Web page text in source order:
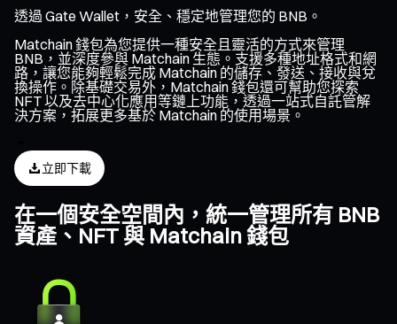
透過 Gate Wallet，安全、穩定地管理您的 BNB。
Matchain 錢包為您提供一種安全且靈活的方式來管理
BNB，並深度參與 Matchain 生態。支援多種地址格式和網
路，讓您能夠輕鬆完成 Matchain 的儲存、發送、接收與兌
換操作。除基礎交易外，Matchain 錢包還可幫助您探索
NFT 以及去中心化應用等鏈上功能，透過一站式自託管解
決方案，拓展更多基於 Matchain 的使用場景。
立即下載
在一個安全空間內，統一管理所有 BNB
資產、NFT 與 Matchain 錢包